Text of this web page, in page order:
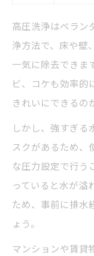
高圧洗浄はベラン
浄方法で、床や壁
一気に除去できま
ビ、コケも効率的
きれいにできるの
しかし、強すぎる
スクがあるため、
な圧力設定で行う
っていると水が溢
ため、事前に排水
ょう。
マンションや賃貸